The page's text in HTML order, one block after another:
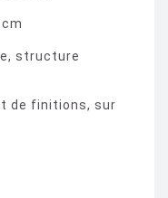
structure
de finitions, sur